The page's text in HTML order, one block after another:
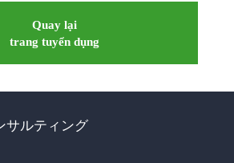
Quay lại
trang tuyển dụng
サルティング